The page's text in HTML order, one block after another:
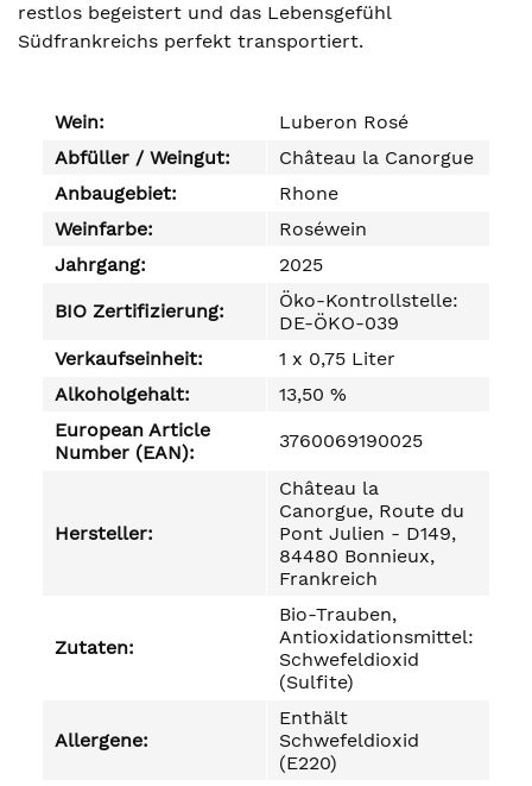
restlos begeistert und das Lebensgefühl
Südfrankreichs perfekt transportiert.
Wein:
Luberon Rosé
Abfüller / Weingut:
Château la Canorgue
Anbaugebiet:
Rhone
Weinfarbe:
Roséwein
Jahrgang:
2025
BIO Zertifizierung:
Öko-Kontrollstelle:
DE-ÖKO-039
Verkaufseinheit:
1 x 0,75 Liter
Alkoholgehalt:
13,50 %
European Article
Number (EAN):
3760069190025
Hersteller:
Château la
Canorgue, Route du
Pont Julien - D149,
84480 Bonnieux,
Frankreich
Zutaten:
Bio-Trauben,
Antioxidationsmittel:
Schwefeldioxid
(Sulfite)
Allergene:
Enthält
Schwefeldioxid
(E220)